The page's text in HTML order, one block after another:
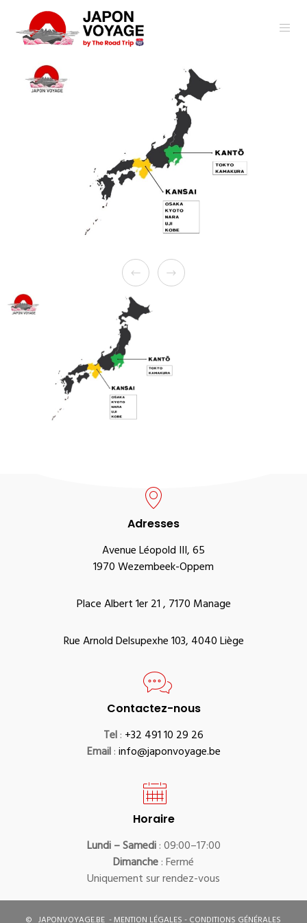
Adresses
Avenue Léopold III, 65
1970 Wezembeek-Oppem
Place Albert 1er 21 , 7170 Manage
Rue Arnold Delsupexhe 103, 4040 Liège
Contactez-nous
Tel: +32 491 10 29 26
Email:info@japonvoyage.be
Horaire
Lundi – Samedi: 09:00–17:00
Dimanche: Fermé
Uniquement sur rendez-vous